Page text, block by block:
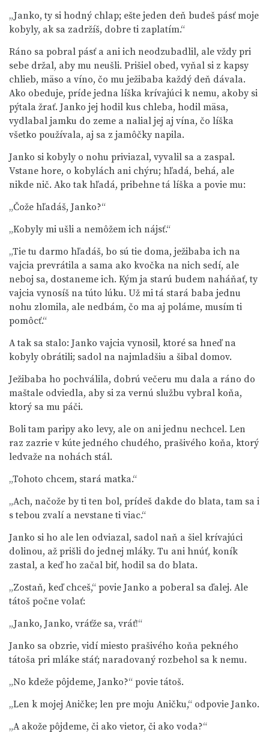
„Janko, ty si hodný chlap; ešte jeden deň budeš pásť moje
kobyly, ak sa zadržíš, dobre ti zaplatím.“
Ráno sa pobral pásť a ani ich neodzubadlil, ale vždy pri
sebe držal, aby mu neušli. Prišiel obed, vyňal si z kapsy
chlieb, mäso a víno, čo mu ježibaba každý deň dávala.
Ako obeduje, príde jedna líška krívajúci k nemu, akoby si
pýtala žrať. Janko jej hodil kus chleba, hodil mäsa,
vydlabal jamku do zeme a nalial jej aj vína, čo líška
všetko používala, aj sa z jamôčky napila.
Janko si kobyly o nohu priviazal, vyvalil sa a zaspal.
Vstane hore, o kobylách ani chýru; hľadá, behá, ale
nikde nič. Ako tak hľadá, pribehne tá líška a povie mu:
„Čože hľadáš, Janko?“
„Kobyly mi ušli a nemôžem ich nájsť.“
„Tie tu darmo hľadáš, bo sú tie doma, ježibaba ich na
vajcia prevrátila a sama ako kvočka na nich sedí, ale
neboj sa, dostaneme ich. Kým ja starú budem naháňať, ty
vajcia vynosíš na túto lúku. Už mi tá stará baba jednu
nohu zlomila, ale nedbám, čo ma aj poláme, musím ti
pomôcť.“
A tak sa stalo: Janko vajcia vynosil, ktoré sa hneď na
kobyly obrátili; sadol na najmladšiu a šibal domov.
Ježibaba ho pochválila, dobrú večeru mu dala a ráno do
maštale odviedla, aby si za vernú službu vybral koňa,
ktorý sa mu páči.
Boli tam paripy ako levy, ale on ani jednu nechcel. Len
raz zazrie v kúte jedného chudého, prašivého koňa, ktorý
ledvaže na nohách stál.
„Tohoto chcem, stará matka.“
„Ach, načože by ti ten bol, prídeš dakde do blata, tam sa i
s tebou zvalí a nevstane ti viac.“
Janko si ho ale len odviazal, sadol naň a šiel krívajúci
dolinou, až prišli do jednej mláky. Tu ani hnúť, koník
zastal, a keď ho začal biť, hodil sa do blata.
„Zostaň, keď chceš,“ povie Janko a poberal sa ďalej. Ale
tátoš počne volať:
„Janko, Janko, vráťže sa, vráť!“
Janko sa obzrie, vidí miesto prašivého koňa pekného
tátoša pri mláke stáť; naradovaný rozbehol sa k nemu.
„No kdeže pôjdeme, Janko?“ povie tátoš.
„Len k mojej Aničke; len pre moju Aničku,“ odpovie Janko.
„A akože pôjdeme, či ako vietor, či ako voda?“